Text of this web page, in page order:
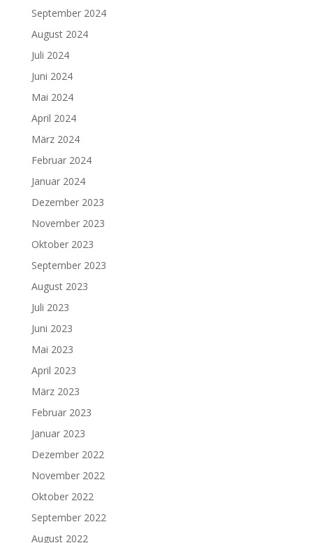
September 2024
August 2024
Juli 2024
Juni 2024
Mai 2024
April 2024
März 2024
Februar 2024
Januar 2024
Dezember 2023
November 2023
Oktober 2023
September 2023
August 2023
Juli 2023
Juni 2023
Mai 2023
April 2023
März 2023
Februar 2023
Januar 2023
Dezember 2022
November 2022
Oktober 2022
September 2022
August 2022